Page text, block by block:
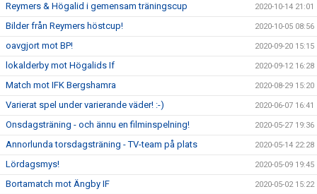
Reymers & Högalid i gemensam träningscup 2020-10-14 21:01
Bilder från Reymers höstcup! 2020-10-05 08:56
oavgjort mot BP! 2020-09-20 15:15
lokalderby mot Högalids If 2020-09-12 16:28
Match mot IFK Bergshamra 2020-08-29 15:20
Varierat spel under varierande väder! :-) 2020-06-07 16:41
Onsdagsträning - och ännu en filminspelning! 2020-05-27 19:36
Annorlunda torsdagsträning - TV-team på plats 2020-05-14 22:28
Lördagsmys! 2020-05-09 19:45
Bortamatch mot Ängby IF 2020-05-02 15:22